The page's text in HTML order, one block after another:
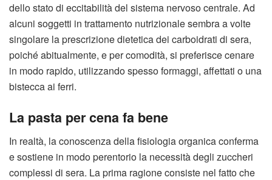
dello stato di eccitabilità del sistema nervoso centrale. Ad
alcuni soggetti in trattamento nutrizionale sembra a volte
singolare la prescrizione dietetica dei carboidrati di sera,
poiché abitualmente, e per comodità, si preferisce cenare
in modo rapido, utilizzando spesso formaggi, affettati o una
bistecca ai ferri.
La pasta per cena fa bene
In realtà, la conoscenza della fisiologia organica conferma
e sostiene in modo perentorio la necessità degli zuccheri
complessi di sera. La prima ragione consiste nel fatto che